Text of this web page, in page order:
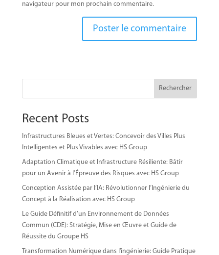
navigateur pour mon prochain commentaire.
Rechercher
Recent Posts
Infrastructures Bleues et Vertes: Concevoir des Villes Plus
Intelligentes et Plus Vivables avec HS Group
Adaptation Climatique et Infrastructure Résiliente: Bâtir
pour un Avenir à l’Épreuve des Risques avec HS Group
Conception Assistée par l’IA: Révolutionner l’Ingénierie du
Concept à la Réalisation avec HS Group
Le Guide Définitif d’un Environnement de Données
Commun (CDE): Stratégie, Mise en Œuvre et Guide de
Réussite du Groupe HS
Transformation Numérique dans l’ingénierie: Guide Pratique